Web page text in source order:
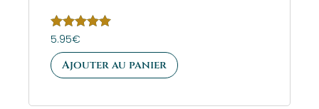
Note
5.00
sur 5
5.95€
Ajouter au panier